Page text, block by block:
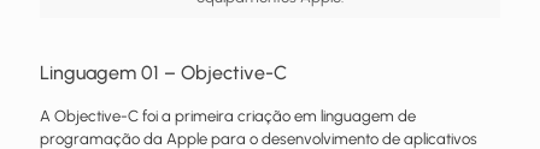
Linguagem 01 – Objective-C
A Objective-C foi a primeira criação em linguagem de
programação da Apple para o desenvolvimento de aplicativos